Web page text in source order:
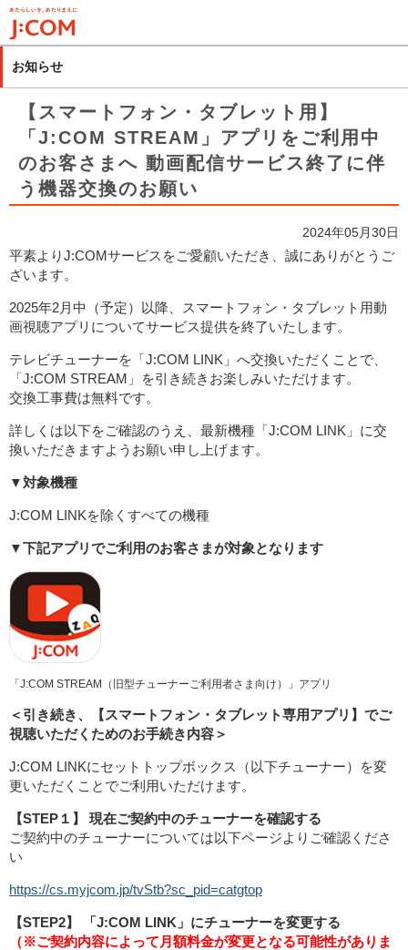
メ
イ
コ
移
お知らせ
【スマートフォン・タブレット用】
「J:COM STREAM」アプリをご利用中
のお客さまへ 動画配信サービス終了に伴
う機器交換のお願い
2024年05月30日
平素よりJ:COMサービスをご愛顧いただき、誠にありがとうご
ざいます。
2025年2月中（予定）以降、スマートフォン・タブレット用動
画視聴アプリについてサービス提供を終了いたします。
テレビチューナーを「J:COM LINK」へ交換いただくことで、
「J:COM STREAM」を引き続きお楽しみいただけます。
交換工事費は無料です。
詳しくは以下をご確認のうえ、最新機種「J:COM LINK」に交
換いただきますようお願い申し上げます。
▼対象機種
J:COM LINKを除くすべての機種
▼下記アプリでご利用のお客さまが対象となります
「J:COM STREAM（旧型チューナーご利用者さま向け）」アプリ
＜引き続き、【スマートフォン・タブレット専用アプリ】でご
視聴いただくためのお手続き内容＞
J:COM LINKにセットトップボックス（以下チューナー）を変
更いただくことでご利用いただけます。
【STEP１】 現在ご契約中のチューナーを確認する
ご契約中のチューナーについては以下ページよりご確認くださ
い
https://cs.myjcom.jp/tvStb?sc_pid=catgtop
【STEP2】 「J:COM LINK」にチューナーを変更する
（※ご契約内容によって月額料金が変更となる可能性がありま